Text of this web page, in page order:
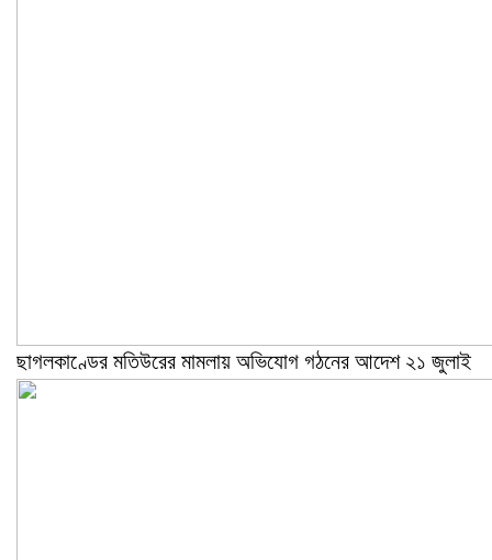
ছাগলকাণ্ডের মতিউরের মামলায় অভিযোগ গঠনের আদেশ ২১ জুলাই